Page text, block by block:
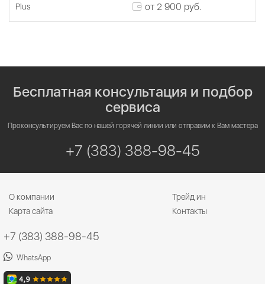
Plus
от 2 900 руб.
Бесплатная консультация и подбор
сервиса
Проконсультируем Вас по нашей горячей линии или отправим к Вам мастера
+7 (383) 388-98-45
О компании
Трейд ин
Карта сайта
Контакты
+7 (383) 388-98-45
WhatsApp